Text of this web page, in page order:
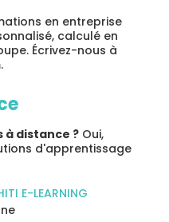
en entreprise
calculé en
Écrivez-nous à
à distance ?Oui,
d'apprentissage
E-LEARNING